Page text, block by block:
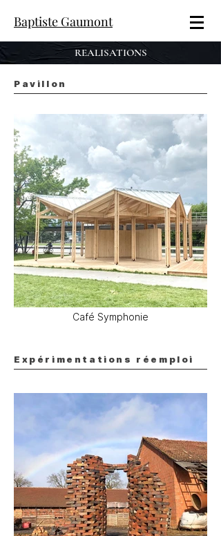
Baptiste Gaumont
REALISATIONS
Pavillon
Café Symphonie
Expérimentations réemploi